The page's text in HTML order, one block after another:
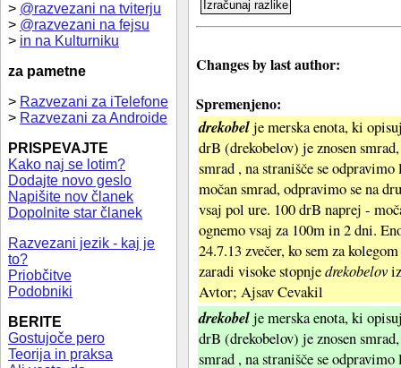
> @razvezani na tviterju
> @razvezani na fejsu
> in na Kulturniku
za pametne
> Razvezani za iTelefone
> Razvezani za Androide
PRISPEVAJTE
Kako naj se lotim?
Dodajte novo geslo
Napišite nov članek
Dopolnite star članek
Razvezani jezik - kaj je
to?
Priobčitve
Podobniki
BERITE
Gostujoče pero
Teorija in praksa
Changes by last author:
Spremenjeno:
drekobelje merska enota, ki
drB (drekobelov) je znosen
smrad , na stranišče se
močan smrad, odpravimo se na
vsaj pol ure. 100 drB naprej -
ognemo vsaj za 100m in 2 dni.
24.7.13 zvečer, ko sem za
zaradi visoke stopnjedrekobelov
Avtor; Ajsav Cevakil
drekobelje merska enota, ki
drB (drekobelov) je znosen
smrad , na stranišče se